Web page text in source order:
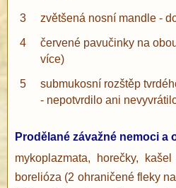
3
zvětšená nosní mandle -
4
červené pavučinky na
více)
5
submukosní rozštěp
- nepotvrdilo ani
Prodělané závažné nemoci a
mykoplazmata, horečky,
borelióza (2 ohraničené fleky